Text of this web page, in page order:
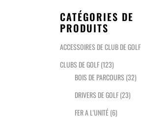
CATÉGORIES DE
PRODUITS
ACCESSOIRES DE CLUB DE GOLF
CLUBS DE GOLF(123)
BOIS DE PARCOURS(32)
DRIVERS DE GOLF(23)
FER A L'UNITÉ(6)